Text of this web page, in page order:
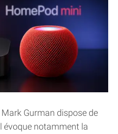
Gurman dispose de
évoque notamment la